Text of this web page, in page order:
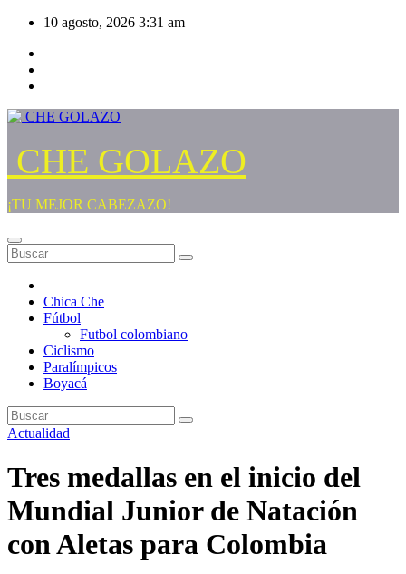
Saltar
contenido
10 agosto, 2026 3:31 am
CHE GOLAZO
¡TU MEJOR CABEZAZO!
Chica Che
Fútbol
Futbol colombiano
Ciclismo
Paralímpicos
Boyacá
Actualidad
Tres medallas en el inicio del
Mundial Junior de Natación
con Aletas para Colombia